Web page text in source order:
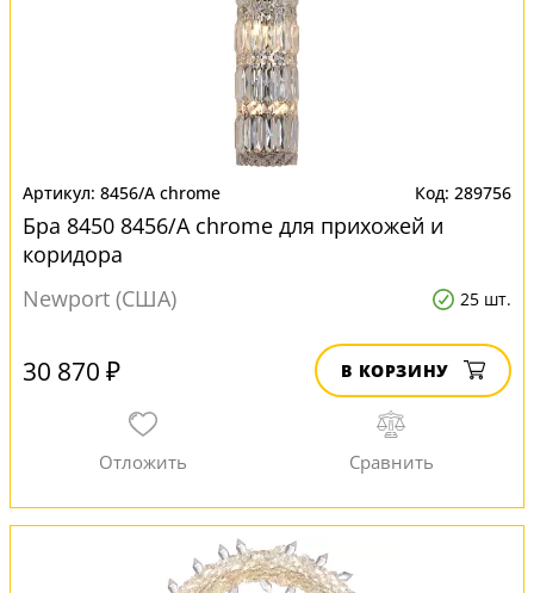
8456/A chrome 289756
Бра 8450 8456/A chrome для прихожей и
коридора
Newport (США)
25 шт.
30 870 ₽ В КОРЗИНУ